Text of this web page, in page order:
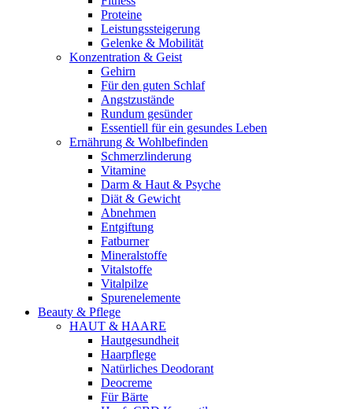
Proteine
Leistungssteigerung
Gelenke & Mobilität
Konzentration & Geist
Gehirn
Für den guten Schlaf
Angstzustände
Rundum gesünder
Essentiell für ein gesundes Leben
Ernährung & Wohlbefinden
Schmerzlinderung
Vitamine
Darm & Haut & Psyche
Diät & Gewicht
Abnehmen
Entgiftung
Fatburner
Mineralstoffe
Vitalstoffe
Vitalpilze
Spurenelemente
Beauty & Pflege
HAUT & HAARE
Hautgesundheit
Haarpflege
Natürliches Deodorant
Deocreme
Für Bärte